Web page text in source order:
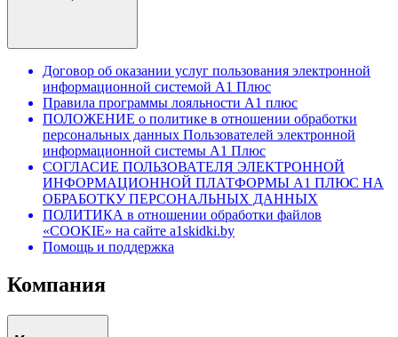
Договор об оказании услуг пользования электронной
информационной системой А1 Плюс
Правила программы лояльности А1 плюс
ПОЛОЖЕНИЕ о политике в отношении обработки
персональных данных Пользователей электронной
информационной системы А1 Плюс
СОГЛАСИЕ ПОЛЬЗОВАТЕЛЯ ЭЛЕКТРОННОЙ
ИНФОРМАЦИОННОЙ ПЛАТФОРМЫ А1 ПЛЮС НА
ОБРАБОТКУ ПЕРСОНАЛЬНЫХ ДАННЫХ
ПОЛИТИКА в отношении обработки файлов
«COOKIE» на сайте a1skidki.by
Помощь и поддержка
Компания